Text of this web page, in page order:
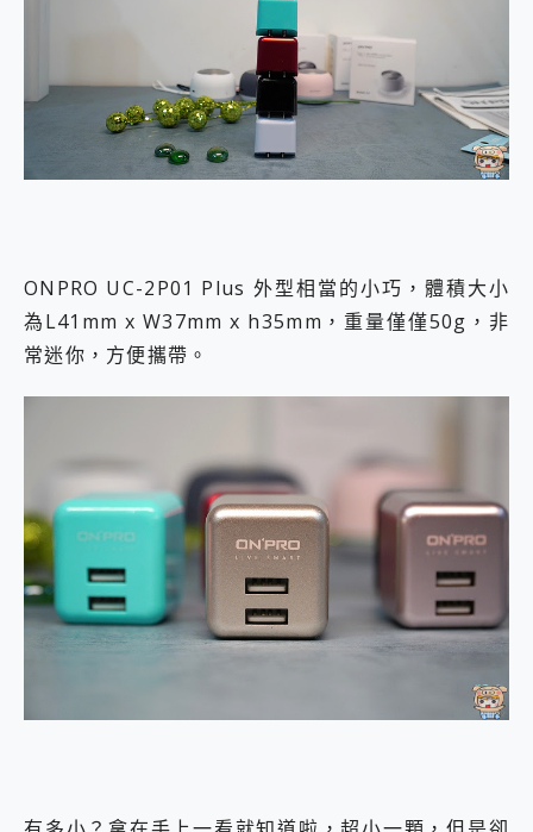
ONPRO UC-2P01 Plus 外型相當的小巧，體積大小
為L41mm x W37mm x h35mm，重量僅僅50g，非
常迷你，方便攜帶。